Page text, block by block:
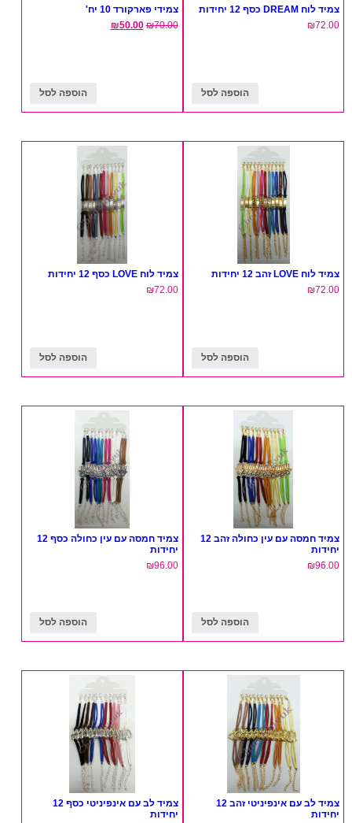
צמיד לוח DREAM כסף 12 יחידות
₪72.00
הוספה לסל
צמידי פארקורד 10 יח'
₪70.00
₪50.00
הוספה לסל
צמיד לוח LOVE זהב 12 יחידות
₪72.00
הוספה לסל
צמיד לוח LOVE כסף 12 יחידות
₪72.00
הוספה לסל
צמיד חמסה עם עין כחולה זהב 12
יחידות
₪96.00
הוספה לסל
צמיד חמסה עם עין כחולה כסף 12
יחידות
₪96.00
הוספה לסל
צמיד לב עם אינפיניטי זהב 12
יחידות
צמיד לב עם אינפיניטי כסף 12
יחידות